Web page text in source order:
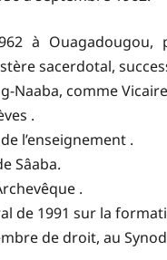
à Ouagadougou,
sacerdotal,
Naaba, comme
.
l’enseignement .
Sâaba.
.
de 1991 sur la
de droit, au